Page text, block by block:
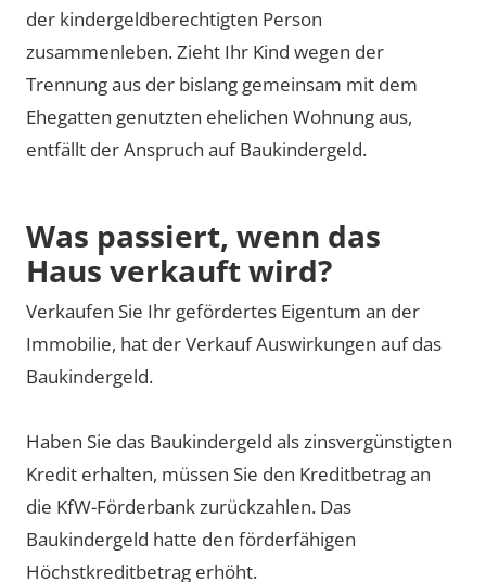
der kindergeldberechtigten Person
zusammenleben. Zieht Ihr Kind wegen der
Trennung aus der bislang gemeinsam mit dem
Ehegatten genutzten ehelichen Wohnung aus,
entfällt der Anspruch auf Baukindergeld.
Was passiert, wenn das
Haus verkauft wird?
Verkaufen Sie Ihr gefördertes Eigentum an der
Immobilie, hat der Verkauf Auswirkungen auf das
Baukindergeld.
Haben Sie das Baukindergeld als zinsvergünstigten
Kredit erhalten, müssen Sie den Kreditbetrag an
die KfW-Förderbank zurückzahlen. Das
Baukindergeld hatte den förderfähigen
Höchstkreditbetrag erhöht.